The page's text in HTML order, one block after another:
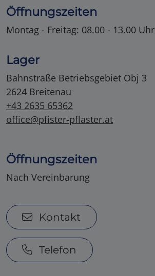
Öffnungszeiten
Montag - Freitag: 08.00 - 13.00 Uhr
Lager
Bahnstraße Betriebsgebiet Obj 3
2624 Breitenau
+43 2635 65362
office@pfister-pflaster.at
Öffnungszeiten
Nach Vereinbarung
Kontakt
Telefon